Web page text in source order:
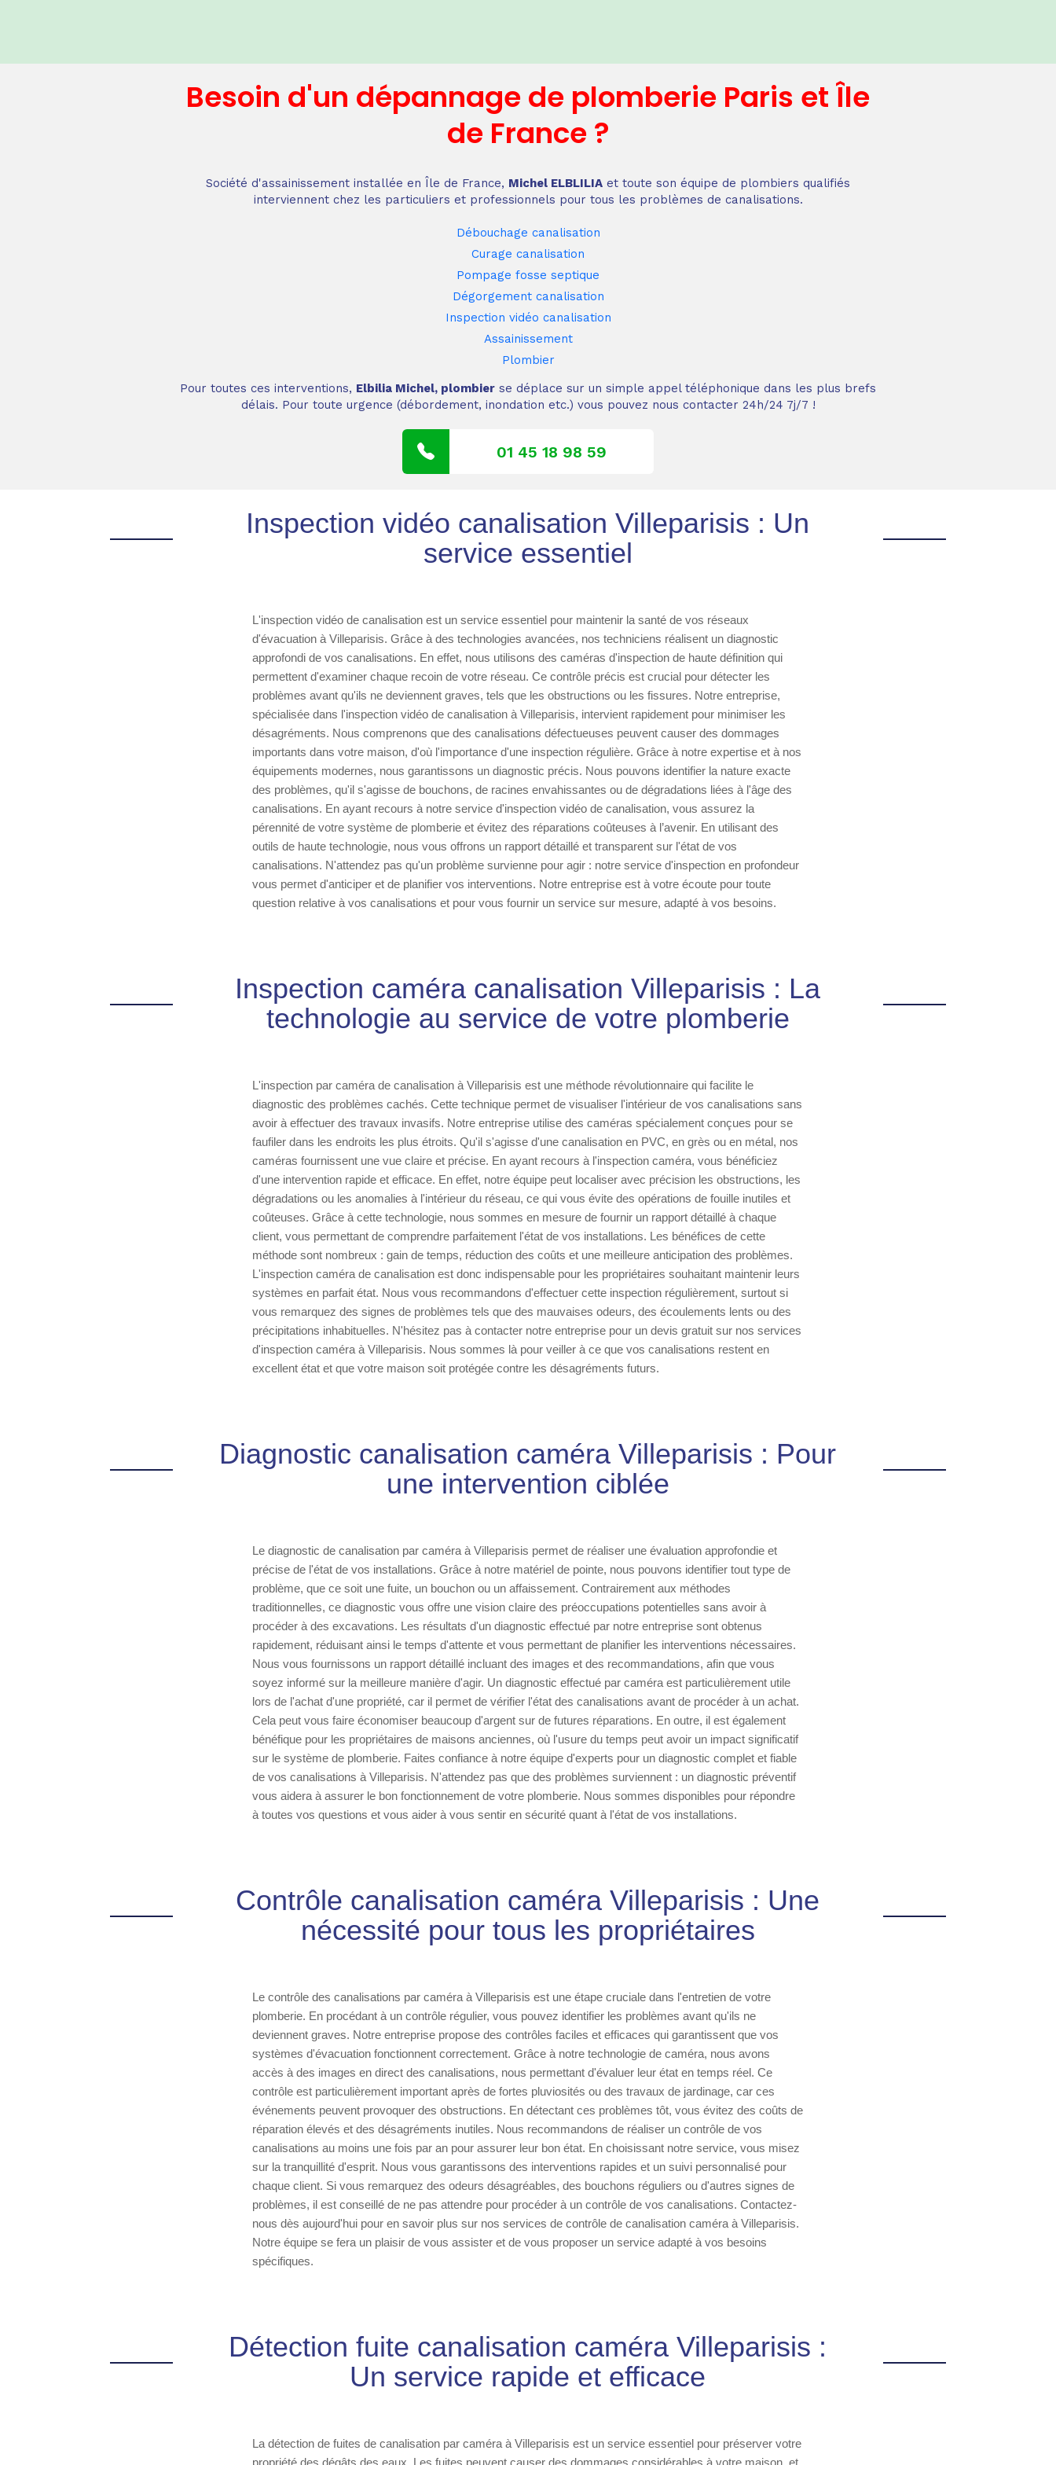
Besoin d'un dépannagede plomberie Paris et Île
de France?
Société d'assainissement installée en Île de France, Michel ELBLILIA et toute son équipe de plombiers qualifiés
interviennent chez les particuliers et professionnels pour tous les problèmes de canalisations.
Débouchage canalisation
Curage canalisation
Pompage fosse septique
Dégorgement canalisation
Inspection vidéo canalisation
Assainissement
Plombier
Pour toutes ces interventions, Elbilia Michel, plombier se déplace sur un simple appel téléphonique dans les plus brefs
délais. Pour toute urgence (débordement, inondation etc.) vous pouvez nous contacter 24h/24 7j/7 !
01 45 18 98 59
Inspection vidéo canalisation Villeparisis : Un
service essentiel
L'inspection vidéo de canalisation est un service essentiel pour maintenir la santé de vos réseaux
d'évacuation à Villeparisis. Grâce à des technologies avancées, nos techniciens réalisent un diagnostic
approfondi de vos canalisations. En effet, nous utilisons des caméras d'inspection de haute définition qui
permettent d'examiner chaque recoin de votre réseau. Ce contrôle précis est crucial pour détecter les
problèmes avant qu'ils ne deviennent graves, tels que les obstructions ou les fissures. Notre entreprise,
spécialisée dans l'inspection vidéo de canalisation à Villeparisis, intervient rapidement pour minimiser les
désagréments. Nous comprenons que des canalisations défectueuses peuvent causer des dommages
importants dans votre maison, d'où l'importance d'une inspection régulière. Grâce à notre expertise et à nos
équipements modernes, nous garantissons un diagnostic précis. Nous pouvons identifier la nature exacte
des problèmes, qu'il s'agisse de bouchons, de racines envahissantes ou de dégradations liées à l'âge des
canalisations. En ayant recours à notre service d'inspection vidéo de canalisation, vous assurez la
pérennité de votre système de plomberie et évitez des réparations coûteuses à l’avenir. En utilisant des
outils de haute technologie, nous vous offrons un rapport détaillé et transparent sur l'état de vos
canalisations. N'attendez pas qu'un problème survienne pour agir : notre service d'inspection en profondeur
vous permet d'anticiper et de planifier vos interventions. Notre entreprise est à votre écoute pour toute
question relative à vos canalisations et pour vous fournir un service sur mesure, adapté à vos besoins.
Inspection caméra canalisation Villeparisis : La
technologie au service de votre plomberie
L'inspection par caméra de canalisation à Villeparisis est une méthode révolutionnaire qui facilite le
diagnostic des problèmes cachés. Cette technique permet de visualiser l'intérieur de vos canalisations sans
avoir à effectuer des travaux invasifs. Notre entreprise utilise des caméras spécialement conçues pour se
faufiler dans les endroits les plus étroits. Qu'il s'agisse d'une canalisation en PVC, en grès ou en métal, nos
caméras fournissent une vue claire et précise. En ayant recours à l'inspection caméra, vous bénéficiez
d'une intervention rapide et efficace. En effet, notre équipe peut localiser avec précision les obstructions, les
dégradations ou les anomalies à l'intérieur du réseau, ce qui vous évite des opérations de fouille inutiles et
coûteuses. Grâce à cette technologie, nous sommes en mesure de fournir un rapport détaillé à chaque
client, vous permettant de comprendre parfaitement l'état de vos installations. Les bénéfices de cette
méthode sont nombreux : gain de temps, réduction des coûts et une meilleure anticipation des problèmes.
L'inspection caméra de canalisation est donc indispensable pour les propriétaires souhaitant maintenir leurs
systèmes en parfait état. Nous vous recommandons d'effectuer cette inspection régulièrement, surtout si
vous remarquez des signes de problèmes tels que des mauvaises odeurs, des écoulements lents ou des
précipitations inhabituelles. N'hésitez pas à contacter notre entreprise pour un devis gratuit sur nos services
d'inspection caméra à Villeparisis. Nous sommes là pour veiller à ce que vos canalisations restent en
excellent état et que votre maison soit protégée contre les désagréments futurs.
Diagnostic canalisation caméra Villeparisis : Pour
une intervention ciblée
Le diagnostic de canalisation par caméra à Villeparisis permet de réaliser une évaluation approfondie et
précise de l'état de vos installations. Grâce à notre matériel de pointe, nous pouvons identifier tout type de
problème, que ce soit une fuite, un bouchon ou un affaissement. Contrairement aux méthodes
traditionnelles, ce diagnostic vous offre une vision claire des préoccupations potentielles sans avoir à
procéder à des excavations. Les résultats d'un diagnostic effectué par notre entreprise sont obtenus
rapidement, réduisant ainsi le temps d'attente et vous permettant de planifier les interventions nécessaires.
Nous vous fournissons un rapport détaillé incluant des images et des recommandations, afin que vous
soyez informé sur la meilleure manière d'agir. Un diagnostic effectué par caméra est particulièrement utile
lors de l'achat d'une propriété, car il permet de vérifier l'état des canalisations avant de procéder à un achat.
Cela peut vous faire économiser beaucoup d'argent sur de futures réparations. En outre, il est également
bénéfique pour les propriétaires de maisons anciennes, où l'usure du temps peut avoir un impact significatif
sur le système de plomberie. Faites confiance à notre équipe d'experts pour un diagnostic complet et fiable
de vos canalisations à Villeparisis. N'attendez pas que des problèmes surviennent : un diagnostic préventif
vous aidera à assurer le bon fonctionnement de votre plomberie. Nous sommes disponibles pour répondre
à toutes vos questions et vous aider à vous sentir en sécurité quant à l'état de vos installations.
Contrôle canalisation caméra Villeparisis : Une
nécessité pour tous les propriétaires
Le contrôle des canalisations par caméra à Villeparisis est une étape cruciale dans l'entretien de votre
plomberie. En procédant à un contrôle régulier, vous pouvez identifier les problèmes avant qu'ils ne
deviennent graves. Notre entreprise propose des contrôles faciles et efficaces qui garantissent que vos
systèmes d'évacuation fonctionnent correctement. Grâce à notre technologie de caméra, nous avons
accès à des images en direct des canalisations, nous permettant d'évaluer leur état en temps réel. Ce
contrôle est particulièrement important après de fortes pluviosités ou des travaux de jardinage, car ces
événements peuvent provoquer des obstructions. En détectant ces problèmes tôt, vous évitez des coûts de
réparation élevés et des désagréments inutiles. Nous recommandons de réaliser un contrôle de vos
canalisations au moins une fois par an pour assurer leur bon état. En choisissant notre service, vous misez
sur la tranquillité d'esprit. Nous vous garantissons des interventions rapides et un suivi personnalisé pour
chaque client. Si vous remarquez des odeurs désagréables, des bouchons réguliers ou d'autres signes de
problèmes, il est conseillé de ne pas attendre pour procéder à un contrôle de vos canalisations. Contactez-
nous dès aujourd'hui pour en savoir plus sur nos services de contrôle de canalisation caméra à Villeparisis.
Notre équipe se fera un plaisir de vous assister et de vous proposer un service adapté à vos besoins
spécifiques.
Détection fuite canalisation caméra Villeparisis :
Un service rapide et efficace
La détection de fuites de canalisation par caméra à Villeparisis est un service essentiel pour préserver votre
propriété des dégâts des eaux. Les fuites peuvent causer des dommages considérables à votre maison, et